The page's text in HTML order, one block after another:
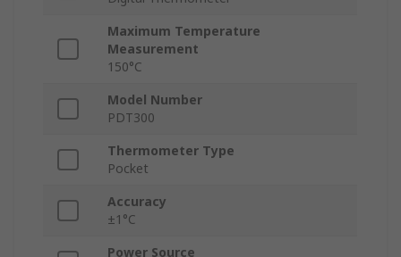
Maximum Temperature
Measurement
150°C
Model Number
PDT300
Thermometer Type
Pocket
Accuracy
±1°C
Power Source